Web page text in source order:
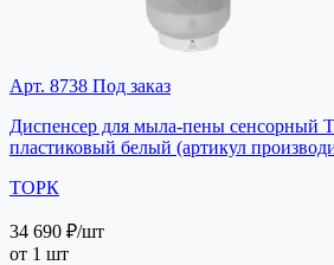
Арт. 8738 Под заказ
Диспенсер для мыла-пены сенсорный
пластиковый белый (артикул
ТОРК
34 690 ₽/шт
от 1 шт